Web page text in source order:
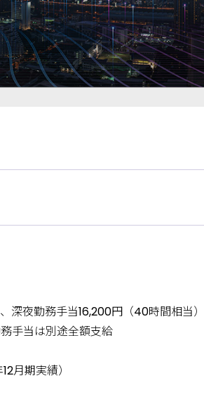
深夜勤務手当16,200円（40時間相当
手当は別途全額支給
月期実績）